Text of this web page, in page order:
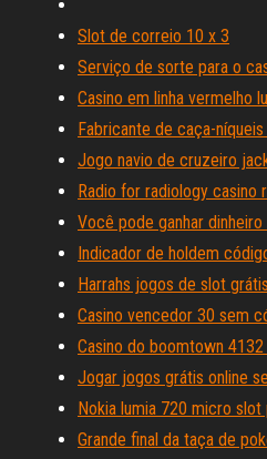
Slot de correio 10 x 3
Serviço de sorte para o
Casino em linha vermelho
Fabricante de caça-
Jogo navio de cruzeiro
Radio for radiology casino
Você pode ganhar
Indicador de holdem
Harrahs jogos de slot grátis
Casino vencedor 30 sem
Casino do boomtown
Jogar jogos grátis online
Nokia lumia 720 micro slot
Grande final da taça de